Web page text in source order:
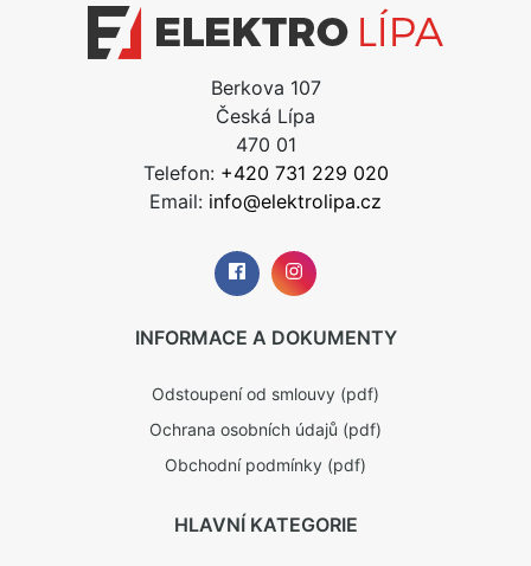
Berkova 107
Česká Lípa
470 01
Telefon: +420 731 229 020
Email: info@elektrolipa.cz
INFORMACE A DOKUMENTY
Odstoupení od smlouvy (pdf)
Ochrana osobních údajů (pdf)
Obchodní podmínky (pdf)
HLAVNÍ KATEGORIE